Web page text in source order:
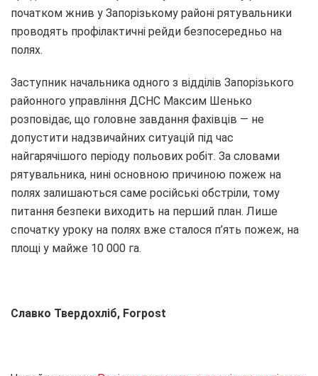
початком жнив у Запорізькому районі рятувальники
проводять профілактичні рейди безпосередньо на
полях.
Заступник начальника одного з відділів Запорізького
районного управління ДСНС Максим Шенько
розповідає, що головне завдання фахівців — не
допустити надзвичайних ситуацій під час
найгарячішого періоду польових робіт. За словами
рятувальника, нині основною причиною пожеж на
полях залишаються саме російські обстріли, тому
питання безпеки виходить на перший план. Лише
спочатку уроку на полях вже сталося п’ять пожеж, на
площі у майже 10 000 га.
Славко Твердохліб, Forpost